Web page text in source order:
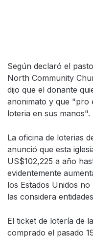
Según declaró el
North Community
dijo que el donante
anonimato y que "pro
loteria en sus manos".
La oficina de loterias
anunció que esta
US$102,225 a año
evidentemente
los Estados Unidos
las considera
El ticket de lotería de
comprado el pasado